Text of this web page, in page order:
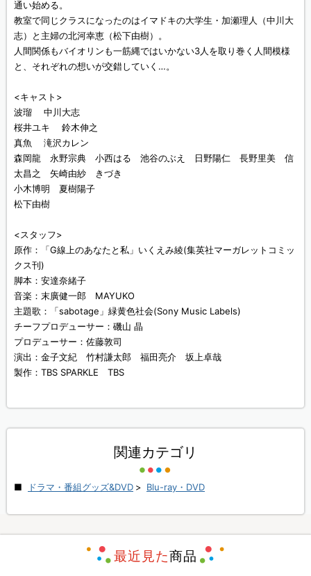
通い始める。
教室で同じクラスになったのはイマドキの大学生・加瀬理人（中川大
志）と主婦の北河幸恵（松下由樹）。
人間関係もバイオリンも一筋縄ではいかない3人を取り巻く人間模様
と、それぞれの想いが交錯していく…。
<キャスト>
波瑠 中川大志
桜井ユキ 鈴木伸之
真魚 滝沢カレン
森岡龍 永野宗典 小西はる 池谷のぶえ 日野陽仁 長野里美 信
太昌之 矢崎由紗 きづき
小木博明 夏樹陽子
松下由樹
<スタッフ>
原作：「G線上のあなたと私」いくえみ綾(集英社マーガレットコミッ
クス刊)
脚本：安達奈緒子
音楽：末廣健一郎 MAYUKO
主題歌：「sabotage」緑黄色社会(Sony Music Labels)
チーフプロデューサー：磯山 晶
プロデューサー：佐藤敦司
演出：金子文紀 竹村謙太郎 福田亮介 坂上卓哉
製作：TBS SPARKLE TBS
関連カテゴリ
ドラマ・番組グッズ&DVD > Blu-ray・DVD
最近見た商品